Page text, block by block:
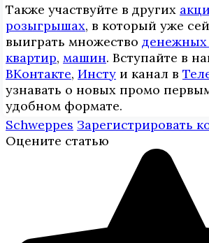
Также участвуйте в других
розыгрышах, в который уже
выиграть множество денежных
квартир, машин. Вступайте в
ВКонтакте, Инcтy и канал в
узнавать о новых промо
удобном формате.
Schweppes Зарегистрировать
Оцените статью